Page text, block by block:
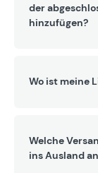
der
hinzufügen?
Wo ist meine
Welche
ins Ausland